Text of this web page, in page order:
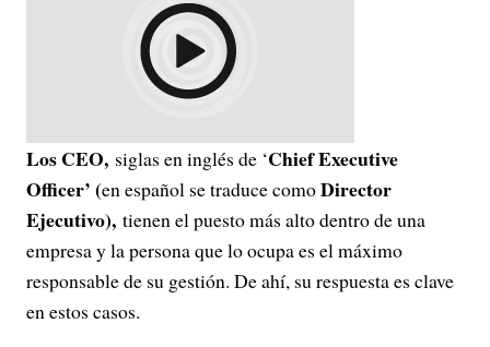
Los CEO, siglas en inglés de ‘Chief Executive
Officer’ (en español se traduce comoDirector
Ejecutivo), tienen el puesto más alto dentro de una
empresa y la persona que lo ocupa es el máximo
responsable de su gestión. De ahí, su respuesta es clave
en estos casos.